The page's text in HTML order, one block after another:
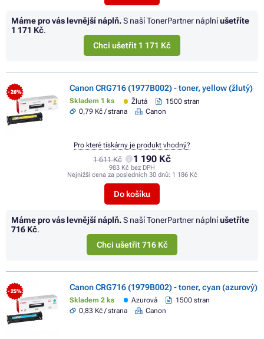
Máme pro vás levnější náplň.S naší TonerPartner náplníušetříte
1 171 Kč.
Chci ušetřit 1 171 Kč
- 26% Canon CRG716 (1977B002) - toner, yellow (žlutý)
Skladem 1 ks Žlutá
1500 stran
0,79 Kč / strana
Canon
1 611 Kč 1 190 Kč
983 Kč bez DPH
Nejnižší cena za posledních 30 dnů: 1 186 Kč
Do košíku
Pro které tiskárny je produkt vhodný?
Máme pro vás levnější náplň.S naší TonerPartner náplníušetříte
716 Kč.
Chci ušetřit 716 Kč
- 25% Canon CRG716 (1979B002) - toner, cyan (azurový)
Skladem 2 ks Azurová
1500 stran
0,83 Kč / strana
Canon